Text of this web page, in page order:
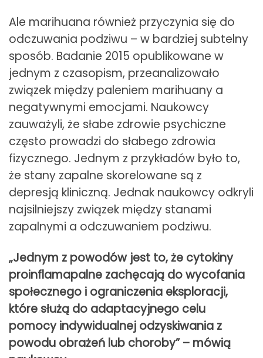
Ale marihuana również przyczynia się do
odczuwania podziwu – w bardziej subtelny
sposób. Badanie 2015 opublikowane w
jednym z czasopism, przeanalizowało
związek między paleniem marihuany a
negatywnymi emocjami. Naukowcy
zauważyli, że słabe zdrowie psychiczne
często prowadzi do słabego zdrowia
fizycznego. Jednym z przykładów było to,
że stany zapalne skorelowane są z
depresją kliniczną. Jednak naukowcy odkryli
najsilniejszy związek między stanami
zapalnymi a odczuwaniem podziwu.
„Jednym z powodów jest to, że cytokiny
proinflamapalne zachęcają do wycofania
społecznego i ograniczenia eksploracji,
które służą do adaptacyjnego celu
pomocy indywidualnej odzyskiwania z
powodu obrażeń lub choroby” – mówią